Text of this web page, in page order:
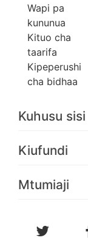
Wapi pa
kununua
Kituo cha
taarifa
Kipeperushi
cha bidhaa
Kuhusu sisi
Kiufundi
Mtumiaji